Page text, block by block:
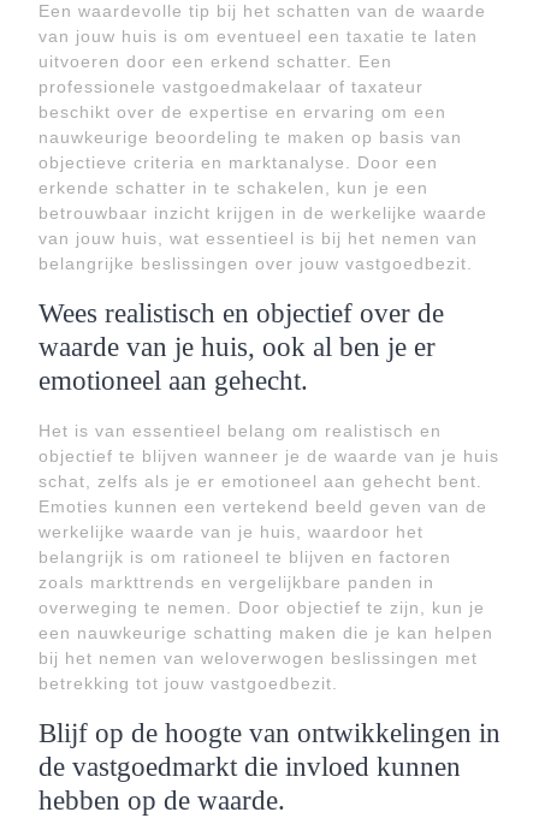
Een waardevolle tip bij het schatten van de waarde
van jouw huis is om eventueel een taxatie te laten
uitvoeren door een erkend schatter. Een
professionele vastgoedmakelaar of taxateur
beschikt over de expertise en ervaring om een
nauwkeurige beoordeling te maken op basis van
objectieve criteria en marktanalyse. Door een
erkende schatter in te schakelen, kun je een
betrouwbaar inzicht krijgen in de werkelijke waarde
van jouw huis, wat essentieel is bij het nemen van
belangrijke beslissingen over jouw vastgoedbezit.
Wees realistisch en objectief over de
waarde van je huis, ook al ben je er
emotioneel aan gehecht.
Het is van essentieel belang om realistisch en
objectief te blijven wanneer je de waarde van je huis
schat, zelfs als je er emotioneel aan gehecht bent.
Emoties kunnen een vertekend beeld geven van de
werkelijke waarde van je huis, waardoor het
belangrijk is om rationeel te blijven en factoren
zoals markttrends en vergelijkbare panden in
overweging te nemen. Door objectief te zijn, kun je
een nauwkeurige schatting maken die je kan helpen
bij het nemen van weloverwogen beslissingen met
betrekking tot jouw vastgoedbezit.
Blijf op de hoogte van ontwikkelingen in
de vastgoedmarkt die invloed kunnen
hebben op de waarde.